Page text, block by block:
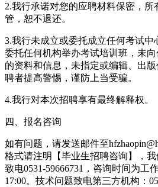
2.我行承诺对您的应聘材料保密，所
管，恕不退还。
3.我行未成立或委托成立任何考试中
委托任何机构举办考试培训班，未
的资料和信息，未指定或编辑、出
聘者提高警惕，谨防上当受骗。
4.我行对本次招聘享有最终解释权。
四、报名咨询
如有问题，请发送邮件至
格式请注明【毕业生招聘咨询】，
致电0531-59666731，咨询时间为工
17:00。技术问题致电第三方机构：